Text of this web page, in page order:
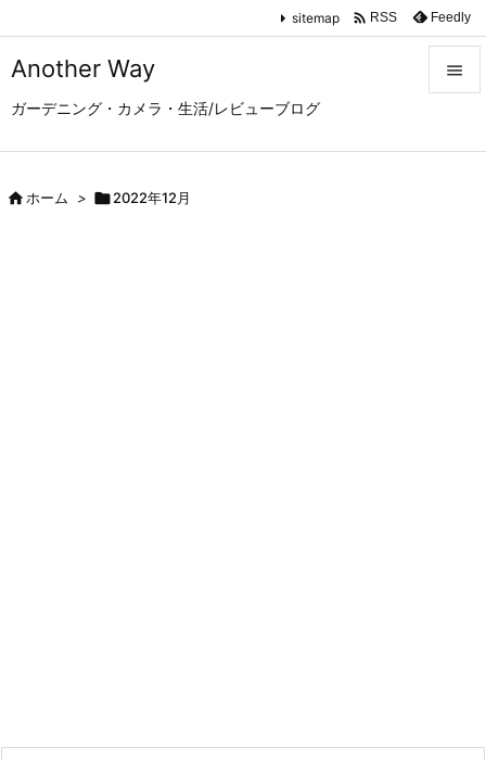
Another Way
ガーデニング・カメラ・生活/レビューブログ

sitemap  RSS Feedly
ホーム > 2022年12月